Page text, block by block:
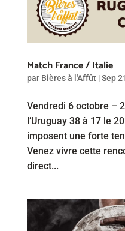
Match France / Italie
par Bières à l'Affût|Sep
Vendredi 6 octobre –
l’Uruguay 38 à 17 le
imposent une forte
Venez vivre cette
direct...